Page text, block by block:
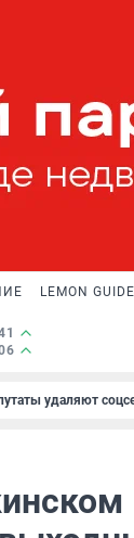
LEMON GUIDE
удаляют